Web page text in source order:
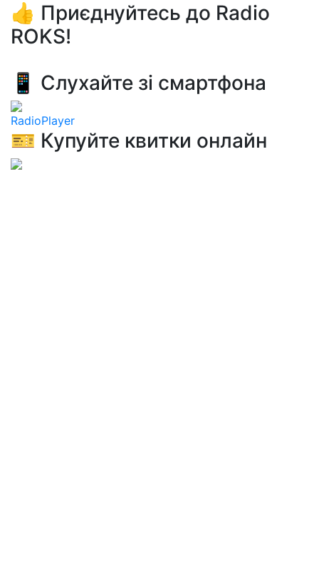
👍 Приєднуйтесь до Radio
ROKS!
📱 Слухайте зі смартфона
RadioPlayer
🎫 Купуйте квитки онлайн